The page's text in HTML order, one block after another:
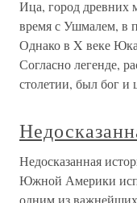
Ица, город древних
время с Ушмалем, в
Однако в X веке
Согласно легенде,
столетии, был бог и
Недосказанная
Южной Америки
одним из важнейших